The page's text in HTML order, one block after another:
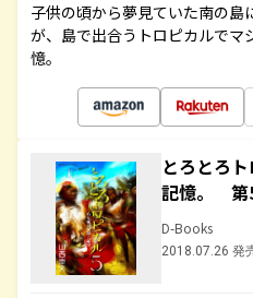
子供の頃から夢見ていた南の
が、島で出合うトロピカルでマ
憶。
とろとろ
記憶。 第
D-Books
2018.07.26 発